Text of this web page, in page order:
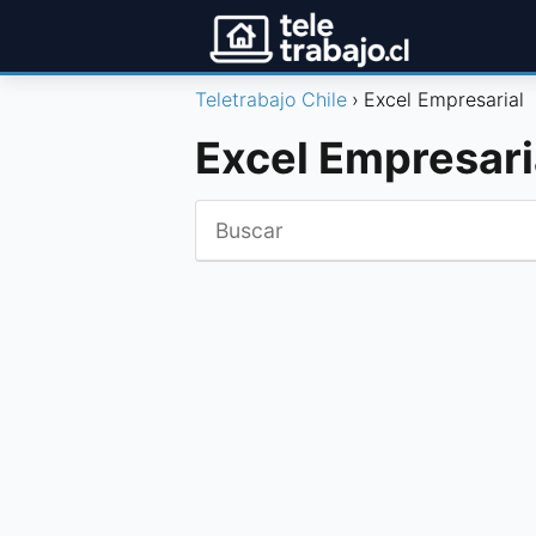
Teletrabajo Chile Excel Empresarial
Excel